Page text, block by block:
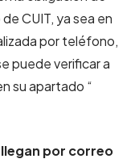
CUIT, ya sea en
por teléfono,
puede verificar a
su apartado “
por correo